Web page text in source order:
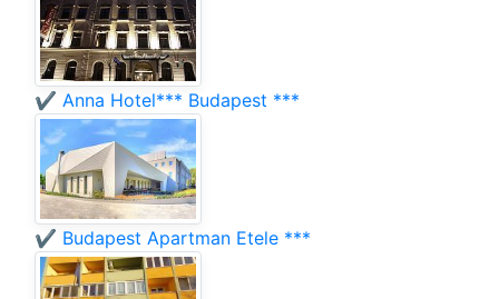
✔️ Anna Hotel*** Budapest ***
✔️ Budapest Apartman Etele ***